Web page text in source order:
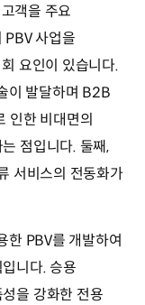
객을 주요
PBV 사업을
요인이 있습니다.
이 발달하며 B2B
인한 비대면의
점입니다. 둘째,
서비스의 전동화가
한 PBV를 개발하여
니다. 승용
을 강화한 전용